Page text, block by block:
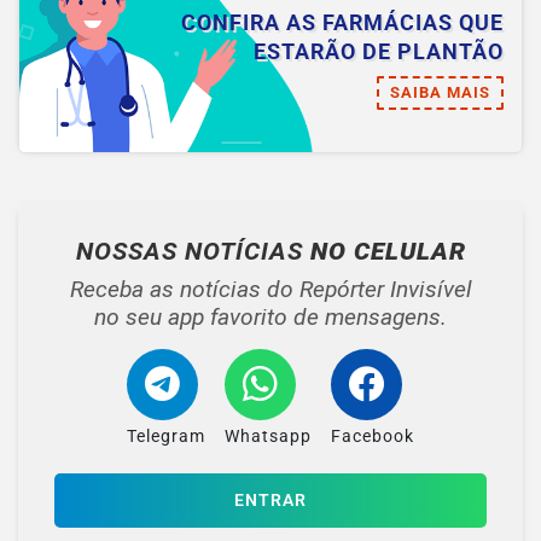
CONFIRA AS FARMÁCIAS QUE
ESTARÃO DE PLANTÃO
SAIBA MAIS
NOSSAS NOTÍCIAS NO CELULAR
Receba as notícias do Repórter Invisível
no seu app favorito de mensagens.
Telegram Whatsapp Facebook
ENTRAR